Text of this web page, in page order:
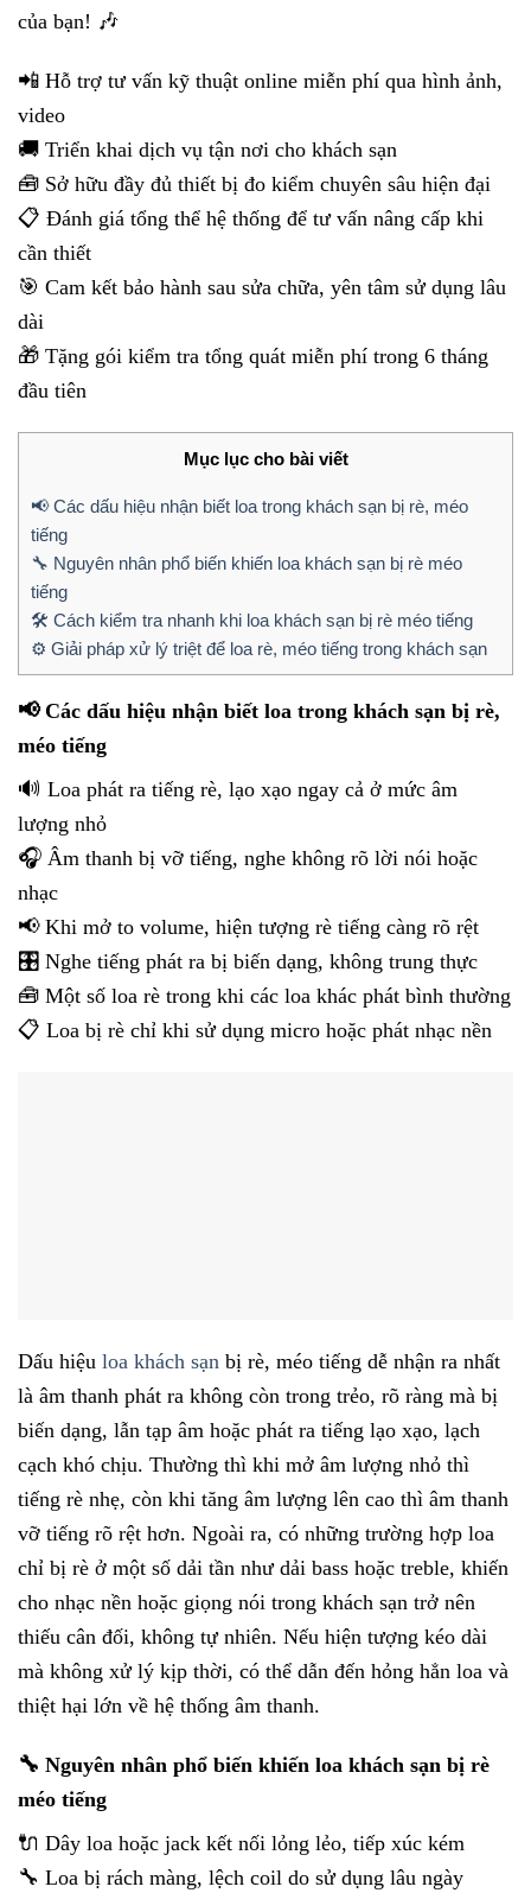
của bạn! 🎶
📲 Hỗ trợ tư vấn kỹ thuật online miễn phí qua hình ảnh,
video
🚚 Triển khai dịch vụ tận nơi cho khách sạn
🧰 Sở hữu đầy đủ thiết bị đo kiểm chuyên sâu hiện đại
📋 Đánh giá tổng thể hệ thống để tư vấn nâng cấp khi
cần thiết
🎯 Cam kết bảo hành sau sửa chữa, yên tâm sử dụng lâu
dài
🎁 Tặng gói kiểm tra tổng quát miễn phí trong 6 tháng
đầu tiên
Mục lục cho bài viết
📢 Các dấu hiệu nhận biết loa trong khách sạn bị rè, méo
tiếng
🔧 Nguyên nhân phổ biến khiến loa khách sạn bị rè méo
tiếng
🛠️ Cách kiểm tra nhanh khi loa khách sạn bị rè méo tiếng
⚙️ Giải pháp xử lý triệt để loa rè, méo tiếng trong khách sạn
📢 Các dấu hiệu nhận biết loa trong khách sạn bị rè,
méo tiếng
🔊 Loa phát ra tiếng rè, lạo xạo ngay cả ở mức âm
lượng nhỏ
🎧 Âm thanh bị vỡ tiếng, nghe không rõ lời nói hoặc
nhạc
📢 Khi mở to volume, hiện tượng rè tiếng càng rõ rệt
🎛️ Nghe tiếng phát ra bị biến dạng, không trung thực
🧰 Một số loa rè trong khi các loa khác phát bình thường
📋 Loa bị rè chỉ khi sử dụng micro hoặc phát nhạc nền
Dấu hiệu loa khách sạn bị rè, méo tiếng dễ nhận ra nhất
là âm thanh phát ra không còn trong trẻo, rõ ràng mà bị
biến dạng, lẫn tạp âm hoặc phát ra tiếng lạo xạo, lạch
cạch khó chịu. Thường thì khi mở âm lượng nhỏ thì
tiếng rè nhẹ, còn khi tăng âm lượng lên cao thì âm thanh
vỡ tiếng rõ rệt hơn. Ngoài ra, có những trường hợp loa
chỉ bị rè ở một số dải tần như dải bass hoặc treble, khiến
cho nhạc nền hoặc giọng nói trong khách sạn trở nên
thiếu cân đối, không tự nhiên. Nếu hiện tượng kéo dài
mà không xử lý kịp thời, có thể dẫn đến hỏng hẳn loa và
thiệt hại lớn về hệ thống âm thanh.
🔧 Nguyên nhân phổ biến khiến loa khách sạn bị rè
méo tiếng
🔌 Dây loa hoặc jack kết nối lỏng lẻo, tiếp xúc kém
🔧 Loa bị rách màng, lệch coil do sử dụng lâu ngày